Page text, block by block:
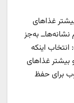
غذاهای
به‌جز
اینکه
بیشتر غذاهای
برای حفظ